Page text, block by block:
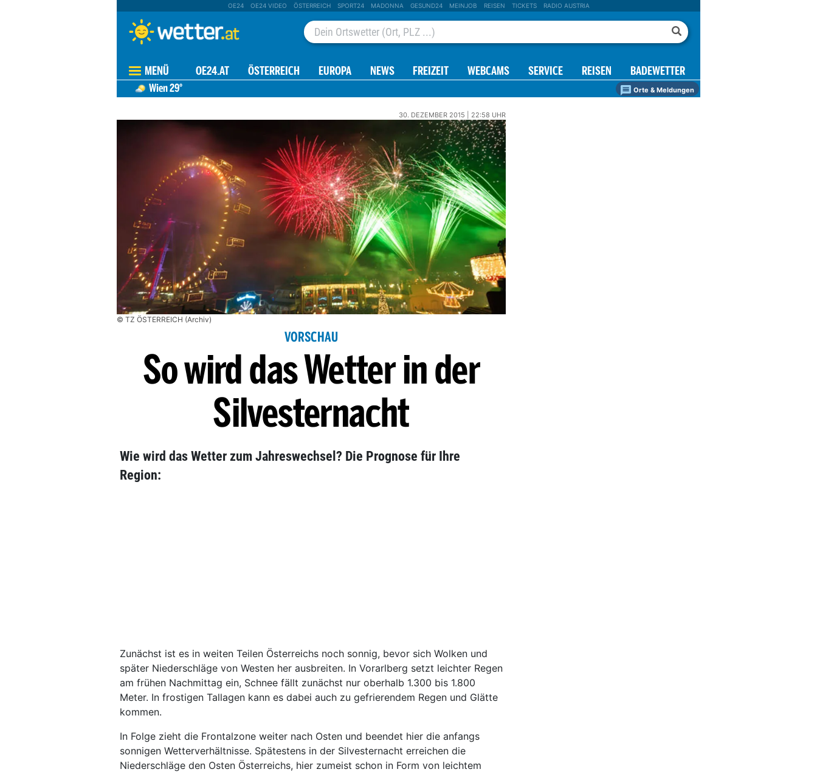
OE24 OE24 VIDEO ÖSTERREICH SPORT24 MADONNA GESUND24 MEINJOB REISEN TICKETS RADIO AUSTRIA
MENÜ OE24.AT ÖSTERREICH EUROPA NEWS FREIZEIT WEBCAMS SERVICE REISEN BADEWETTER
Wien29° Orte & Meldungen
30. DEZEMBER 2015 | 22:58 UHR
© TZ ÖSTERREICH (Archiv)
VORSCHAU
So wird das Wetter in der
Silvesternacht
Wie wird das Wetter zum Jahreswechsel? Die Prognose für Ihre
Region:
Zunächst ist es in weiten Teilen Österreichs noch sonnig, bevor sich Wolken und
später Niederschläge von Westen her ausbreiten. In Vorarlberg setzt leichter Regen
am frühen Nachmittag ein, Schnee fällt zunächst nur oberhalb 1.300 bis 1.800
Meter. In frostigen Tallagen kann es dabei auch zu gefrierendem Regen und Glätte
kommen.
In Folge zieht die Frontalzone weiter nach Osten und beendet hier die anfangs
sonnigen Wetterverhältnisse. Spätestens in der Silvesternacht erreichen die
Niederschläge den Osten Österreichs, hier zumeist schon in Form von leichtem